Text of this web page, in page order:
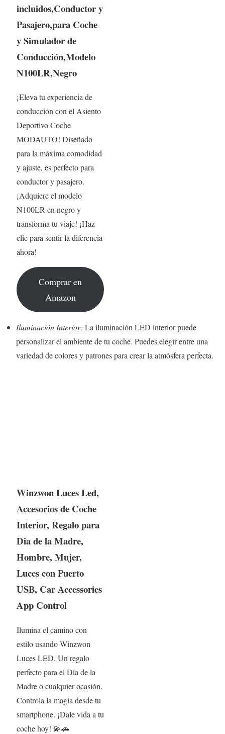
incluidos,Conductor y
Pasajero,para Coche
y Simulador de
Conducción,Modelo
N100LR,Negro
¡Eleva tu experiencia de
conducción con el Asiento
Deportivo Coche
MODAUTO! Diseñado
para la máxima comodidad
y ajuste, es perfecto para
conductor y pasajero.
¡Adquiere el modelo
N100LR en negro y
transforma tu viaje! ¡Haz
clic para sentir la diferencia
ahora!
Comprar en
Amazon
Iluminación Interior: La iluminación LED interior puede
personalizar el ambiente de tu coche. Puedes elegir entre una
variedad de colores y patrones para crear la atmósfera perfecta.
Winzwon Luces Led,
Accesorios de Coche
Interior, Regalo para
Dia de la Madre,
Hombre, Mujer,
Luces con Puerto
USB, Car Accessories
App Control
Ilumina el camino con
estilo usando Winzwon
Luces LED. Un regalo
perfecto para el Día de la
Madre o cualquier ocasión.
Controla la magia desde tu
smartphone. ¡Dale vida a tu
coche hoy! 💫🚗